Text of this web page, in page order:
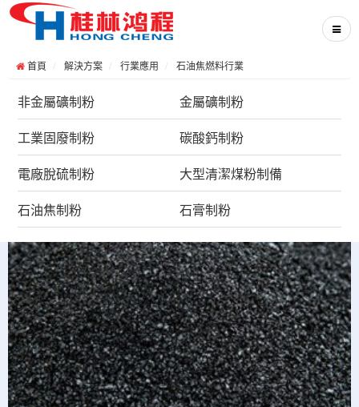
首頁 解決方案 行業應用 石油焦燃料行業
非金屬礦制粉
金屬礦制粉
工業固廢制粉
碳酸鈣制粉
電廠脫硫制粉
大型清潔煤粉制備
石油焦制粉
石膏制粉